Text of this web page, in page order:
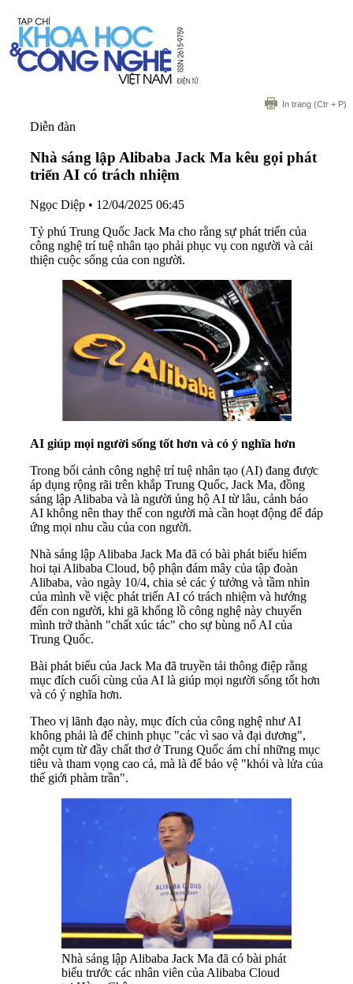
In trang (Ctr + P)
Diễn đàn
Nhà sáng lập Alibaba Jack Ma kêu gọi phát
triển AI có trách nhiệm
Ngọc Diệp • 12/04/2025 06:45
Tỷ phú Trung Quốc Jack Ma cho rằng sự phát triển của
công nghệ trí tuệ nhân tạo phải phục vụ con người và cải
thiện cuộc sống của con người.
AI giúp mọi người sống tốt hơn và có ý nghĩa hơn
Trong bối cảnh công nghệ trí tuệ nhân tạo (AI) đang được
áp dụng rộng rãi trên khắp Trung Quốc, Jack Ma, đồng
sáng lập Alibaba và là người ủng hộ AI từ lâu, cảnh báo
AI không nên thay thế con người mà cần hoạt động để đáp
ứng mọi nhu cầu của con người.
Nhà sáng lập Alibaba Jack Ma đã có bài phát biểu hiếm
hoi tại Alibaba Cloud, bộ phận đám mây của tập đoàn
Alibaba, vào ngày 10/4, chia sẻ các ý tưởng và tầm nhìn
của mình về việc phát triển AI có trách nhiệm và hướng
đến con người, khi gã khổng lồ công nghệ này chuyển
mình trở thành "chất xúc tác" cho sự bùng nổ AI của
Trung Quốc.
Bài phát biểu của Jack Ma đã truyền tải thông điệp rằng
mục đích cuối cùng của AI là giúp mọi người sống tốt hơn
và có ý nghĩa hơn.
Theo vị lãnh đạo này, mục đích của công nghệ như AI
không phải là để chinh phục "các vì sao và đại dương",
một cụm từ đầy chất thơ ở Trung Quốc ám chỉ những mục
tiêu và tham vọng cao cả, mà là để bảo vệ "khói và lửa của
thế giới phàm trần".
Nhà sáng lập Alibaba Jack Ma đã có bài phát
biểu trước các nhân viên của Alibaba Cloud